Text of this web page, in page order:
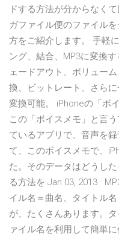
ドする方法が分からなく
ガファイル便のファイル
方をご紹介します。 手軽
ング、結合、MP3に変換
ェードアウト、ボリュー
換、ビットレート、さら
変換可能。 iPhoneの「ボ
この「ボイスメモ」と言
ているアプリで、音声を
て、このボイスメモで、
た。そのデータはどうし
る方法を Jan 03, 2013 ·
イル名＝曲名、タイトル
が、たくさんあります。
ァイル名を利用して簡単